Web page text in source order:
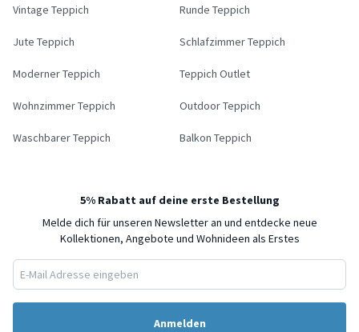
Vintage Teppich Runde Teppich
Jute Teppich Schlafzimmer Teppich
Moderner Teppich Teppich Outlet
Wohnzimmer Teppich Outdoor Teppich
Waschbarer Teppich Balkon Teppich
5% Rabatt auf deine erste Bestellung
Melde dich für unseren Newsletter an und entdecke neue
Kollektionen, Angebote und Wohnideen als Erstes
Anmelden